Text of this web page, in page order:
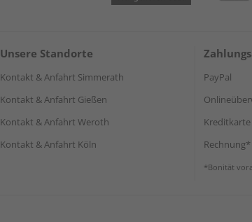
Unsere Standorte
Kontakt & Anfahrt Simmerath
Kontakt & Anfahrt Gießen
Kontakt & Anfahrt Weroth
Kontakt & Anfahrt Köln
PayPal
Kreditkarte
Rechnung*
*Bonität